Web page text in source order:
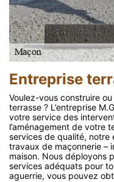
Entreprise
Voulez-vous construire
terrasse ? L’entreprise
votre service des
l’aménagement de votre
services de qualité, notre
travaux de maçonnerie –
maison. Nous déployons
services adéquats pour
aguerrie, vous pouvez